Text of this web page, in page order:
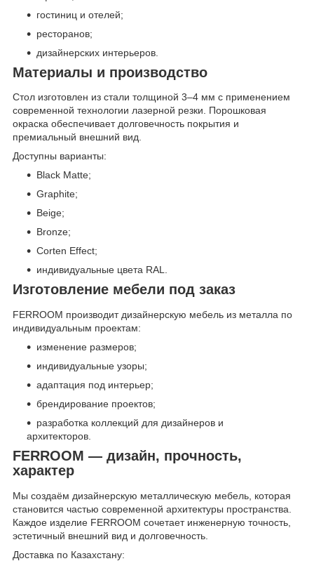
гостиниц и отелей;
ресторанов;
дизайнерских интерьеров.
Материалы и производство
Стол изготовлен из стали толщиной 3–4 мм с применением
современной технологии лазерной резки. Порошковая
окраска обеспечивает долговечность покрытия и
премиальный внешний вид.
Доступны варианты:
Black Matte;
Graphite;
Beige;
Bronze;
Corten Effect;
индивидуальные цвета RAL.
Изготовление мебели под заказ
FERROOM производит дизайнерскую мебель из металла по
индивидуальным проектам:
изменение размеров;
индивидуальные узоры;
адаптация под интерьер;
брендирование проектов;
разработка коллекций для дизайнеров и
архитекторов.
FERROOM — дизайн, прочность,
характер
Мы создаём дизайнерскую металлическую мебель, которая
становится частью современной архитектуры пространства.
Каждое изделие FERROOM сочетает инженерную точность,
эстетичный внешний вид и долговечность.
Доставка по Казахстану: